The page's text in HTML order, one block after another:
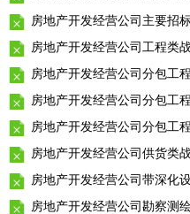
房地产开发经营公司主要招
房地产开发经营公司工程类
房地产开发经营公司分包工
房地产开发经营公司分包工
房地产开发经营公司分包工
房地产开发经营公司供货类
房地产开发经营公司带深化
房地产开发经营公司勘察测